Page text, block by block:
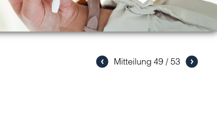
Mitteilung 49 53